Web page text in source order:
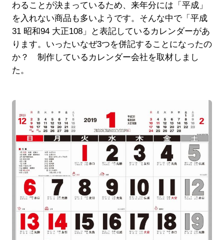
わることが決まっているため、来年分には「平成」
を入れない商品も多いようです。そんな中で「平成
31 昭和94 大正108」と表記しているカレンダーがあ
ります。いったいなぜ3つを併記することになったの
か？ 制作しているカレンダー会社を取材しまし
た。